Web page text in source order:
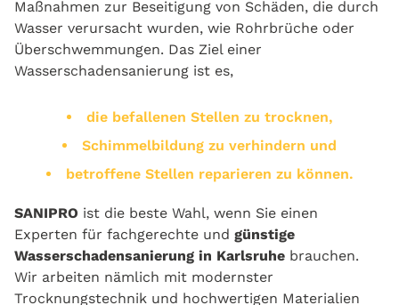
Maßnahmen zur Beseitigung von Schäden, die durch
Wasser verursacht wurden, wie Rohrbrüche oder
Überschwemmungen. Das Ziel einer
Wasserschadensanierung ist es,
die befallenen Stellen zu trocknen,
Schimmelbildung zu verhindern und
betroffene Stellen reparieren zu können.
SANIPRO ist die beste Wahl, wenn Sie einen
Experten für fachgerechte und günstige
Wasserschadensanierung in Karlsruhe brauchen.
Wir arbeiten nämlich mit modernster
Trocknungstechnik und hochwertigen Materialien